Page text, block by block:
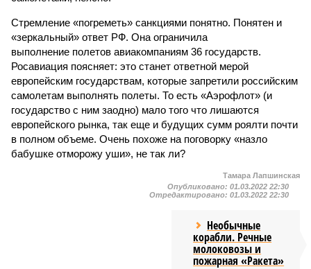
Стремление «погреметь» санкциями понятно. Понятен и
«зеркальный» ответ РФ. Она ограничила
выполнение полетов авиакомпаниям 36 государств.
Росавиация поясняет: это станет ответной мерой
европейским государствам, которые запретили российским
самолетам выполнять полеты. То есть «Аэрофлот» (и
государство с ним заодно) мало того что лишаются
европейского рынка, так еще и будущих сумм роялти почти
в полном объеме. Очень похоже на поговорку «назло
бабушке отморожу уши», не так ли?
Тамара Лапшинская
Опубликовано: 01.03.2022 22:30
Отредактировано: 01.03.2022 22:30
Необычные
корабли. Речные
молоковозы и
пожарная «Ракета»